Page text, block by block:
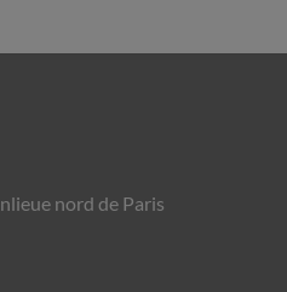
nord de Paris